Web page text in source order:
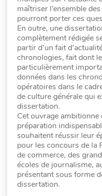
maîtriser l’ensemble
pourront porter ces
En outre, une
complètement rédigée
partir d’un fait
chronologies, fait dont
particulièrement
données dans les
opératoires dans le
de culture générale qui
dissertation.
Cet ouvrage ambitionne
préparation
souhaitent réussir leur
pour les concours de la
de commerce, des
écoles de journalisme,
présentant sous forme
dissertation.